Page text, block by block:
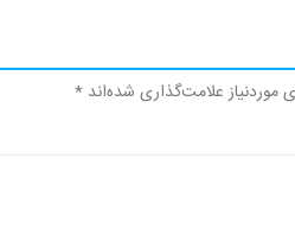
علامت‌گذاری شده‌اند *